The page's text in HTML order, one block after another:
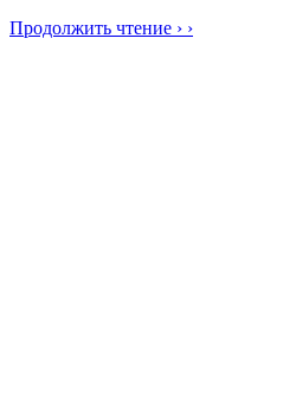
Продолжить чтение › ›